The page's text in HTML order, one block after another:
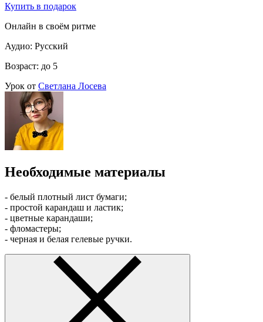
Купить в подарок
Онлайн в своём ритме
Аудио: Русский
Возраст: до 5
Урок от Светлана Лосева
Необходимые материалы
- белый плотный лист бумаги;
- простой карандаш и ластик;
- цветные карандаши;
- фломастеры;
- черная и белая гелевые ручки.